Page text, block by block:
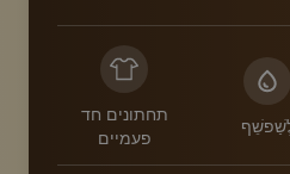
תחתונים חד
פעמיים